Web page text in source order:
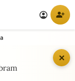
account_circle person_add
✕